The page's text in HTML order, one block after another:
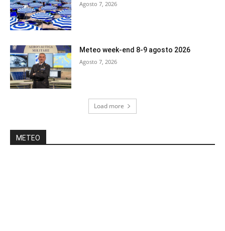
Agosto 7, 2026
Meteo week-end 8-9 agosto 2026
Agosto 7, 2026
Load more
METEO